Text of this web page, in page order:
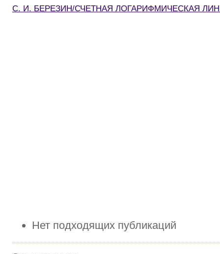
С. И. БЕРЕЗИН/СЧЕТНАЯ ЛОГАРИФМИЧЕСКАЯ
Нет подходящих публикаций